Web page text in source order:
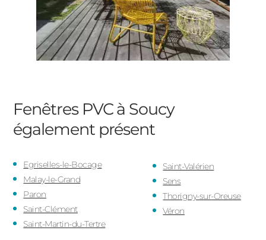
Fenêtres PVC à Soucy
également présent
Egriselles-le-Bocage
Malay-le-Grand
Paron
Saint-Clément
Saint-Martin-du-Tertre
Saint-Valérien
Sens
Thorigny-sur-Oreuse
Véron